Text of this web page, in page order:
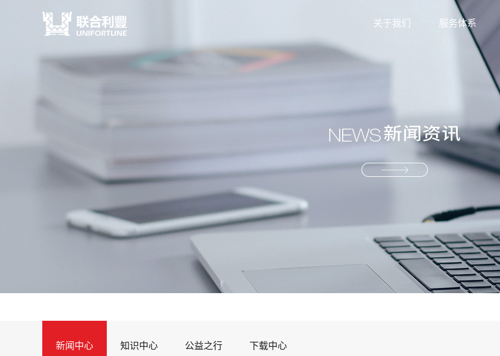
关于我们 服务体系
新闻中心 知识中心 公益之行 下载中心